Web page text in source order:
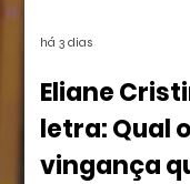
Eliane
letra: Qual
vingança
há 3 dias